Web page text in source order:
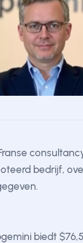
bedrijf,
biedt